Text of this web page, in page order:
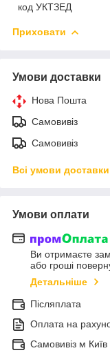
код УКТЗЕД
Приховати
Умови доставки
Нова Пошта
Самовивіз
Самовивіз
Всі умови доставки
Умови оплати
Ви отримаєте
або гроші
Детальніше
Післяплата
Оплата на
Самовивіз м